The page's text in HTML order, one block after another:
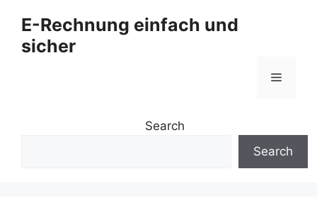
Inhalt
springen
E-Rechnung einfach und
sicher
Menü
Search
Search